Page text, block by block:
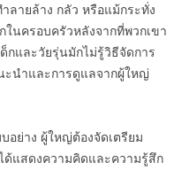
ลายล้าง กลัว หรือแม้กระทั่ง
นครอบครัวหลังจากที่พวกเขา
กและวัยรุ่นมักไม่รู้วิธีจัดการ
ะนำและการดูแลจากผู้ใหญ่
อย่าง ผู้ใหญ่ต้องจัดเตรียม
ด้แสดงความคิดและความรู้สึก